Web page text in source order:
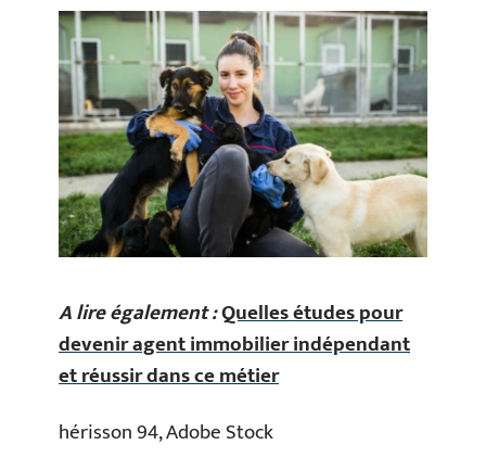
A lire également :Quelles études pour
devenir agent immobilier indépendant
et réussir dans ce métier
hérisson 94, Adobe Stock